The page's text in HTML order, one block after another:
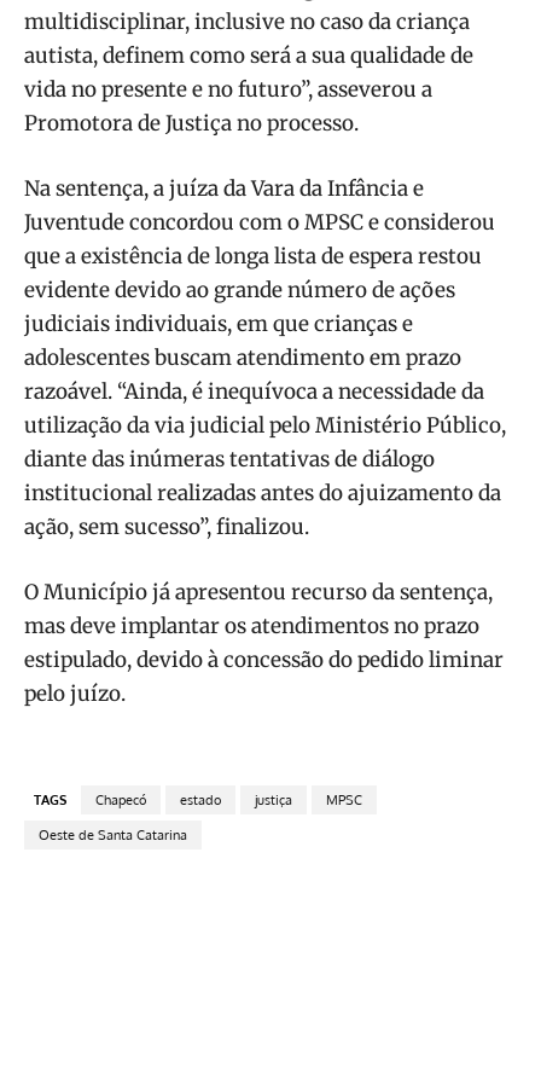
multidisciplinar, inclusive no caso da criança
autista, definem como será a sua qualidade de
vida no presente e no futuro”, asseverou a
Promotora de Justiça no processo.
Na sentença, a juíza da Vara da Infância e
Juventude concordou com o MPSC e considerou
que a existência de longa lista de espera restou
evidente devido ao grande número de ações
judiciais individuais, em que crianças e
adolescentes buscam atendimento em prazo
razoável. “Ainda, é inequívoca a necessidade da
utilização da via judicial pelo Ministério Público,
diante das inúmeras tentativas de diálogo
institucional realizadas antes do ajuizamento da
ação, sem sucesso”, finalizou.
O Município já apresentou recurso da sentença,
mas deve implantar os atendimentos no prazo
estipulado, devido à concessão do pedido liminar
pelo juízo.
TAGS Chapecó estado justiça MPSC
Oeste de Santa Catarina